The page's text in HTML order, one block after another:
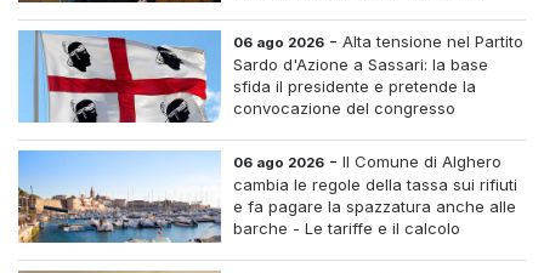
06 ago 2026 -Alta tensione nel Partito
Sardo d'Azione a Sassari: la base
sfida il presidente e pretende la
convocazione del congresso
06 ago 2026 -Il Comune di Alghero
cambia le regole della tassa sui rifiuti
e fa pagare la spazzatura anche alle
barche - Le tariffe e il calcolo